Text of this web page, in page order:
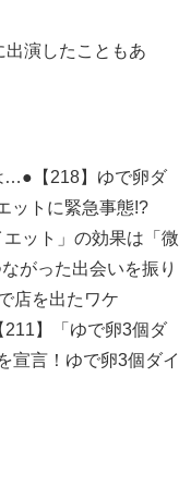
演したこともあ
…●【218】ゆで卵ダ
ットに緊急事態!?
ット」の効果は「微
がった出会いを振り
店を出たワケ
】「ゆで卵3個ダ
宣言！ゆで卵3個ダイ